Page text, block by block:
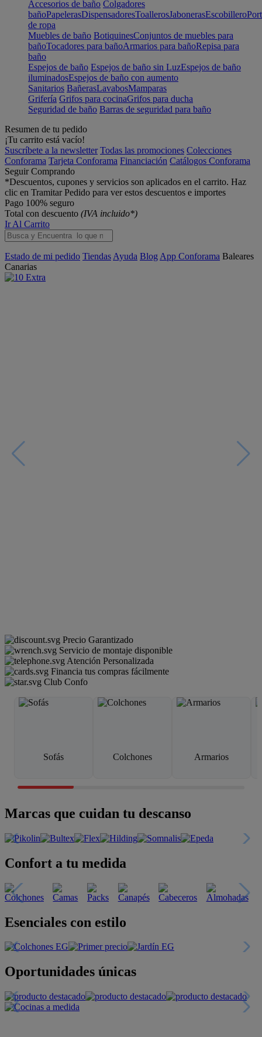
Accesorios de baño Colgadores
bañoPapelerasDispensadoresToallerosJabonerasEscobillero
de ropa
Muebles de baño BotiquinesConjuntos de muebles para
bañoTocadores para bañoArmarios para bañoRepisa para
baño
Espejos de baño Espejos de baño sin LuzEspejos de baño
iluminadosEspejos de baño con aumento
Sanitarios BañerasLavabosMamparas
Grifería Grifos para cocinaGrifos para ducha
Seguridad de baño Barras de seguridad para baño
Resumen de tu pedido
¡Tu carrito está vacío!
Suscríbete a la newsletter Todas las promociones Colecciones
Conforama Tarjeta Conforama Financiación Catálogos Conforama
Seguir Comprando
*Descuentos, cupones y servicios son aplicados en el carrito. Haz
clic en Tramitar Pedido para ver estos descuentos e importes
Pago 100% seguro
Total con descuento (IVA incluido*)
Ir Al Carrito
Estado de mi pedido Tiendas Ayuda Blog App Conforama Baleares
Canarias
Precio Garantizado
Servicio de montaje disponible
Atención Personalizada
Financia tus compras fácilmente
Club Confo
Sofás Colchones Armarios
Marcas que cuidan tu descanso
Confort a tu medida
Esenciales con estilo
Oportunidades únicas